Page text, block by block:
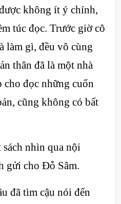
không ít ý chính,
túc đọc. Trước giờ cô
làm gì, đều vô cùng
thân đã là một nhà
cho đọc những cuốn
cũng không có bất
nhìn qua nội
gửi cho Đỗ Sâm.
đã tìm cậu nói đến